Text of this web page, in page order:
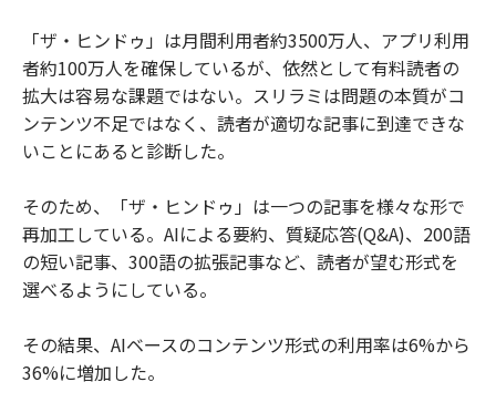
「ザ・ヒンドゥ」は月間利用者約3500万人、アプリ利用
者約100万人を確保しているが、依然として有料読者の
拡大は容易な課題ではない。スリラミは問題の本質がコ
ンテンツ不足ではなく、読者が適切な記事に到達できな
いことにあると診断した。
そのため、「ザ・ヒンドゥ」は一つの記事を様々な形で
再加工している。AIによる要約、質疑応答(Q&A)、200語
の短い記事、300語の拡張記事など、読者が望む形式を
選べるようにしている。
その結果、AIベースのコンテンツ形式の利用率は6%から
36%に増加した。